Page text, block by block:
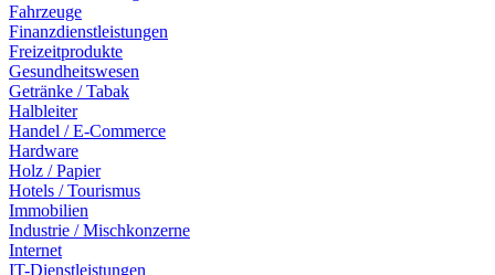
Fahrzeuge
Finanzdienstleistungen
Freizeitprodukte
Gesundheitswesen
Getränke / Tabak
Halbleiter
Handel / E-Commerce
Hardware
Holz / Papier
Hotels / Tourismus
Immobilien
Industrie / Mischkonzerne
Internet
IT-Dienstleistungen